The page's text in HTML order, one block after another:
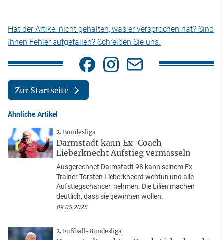
Hat der Artikel nicht gehalten, was er versprochen hat? Sind
Ihnen Fehler aufgefallen? Schreiben Sie uns.
Zur Startseite
Ähnliche Artikel
2. Bundesliga
Darmstadt kann Ex-Coach
Lieberknecht Aufstieg vermasseln
Ausgerechnet Darmstadt 98 kann seinem Ex-
Trainer Torsten Lieberknecht wehtun und alle
Aufstiegschancen nehmen. Die Lilien machen
deutlich, dass sie gewinnen wollen.
09.05.2025
2. Fußball-Bundesliga